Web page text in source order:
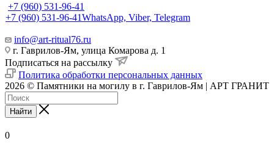
+7 (960) 531-96-41
+7 (960) 531-96-41WhatsApp, Viber, Telegram
info@art-ritual76.ru
г. Гаврилов-Ям, улица Комарова д. 1
Подписаться на рассылку
Политика обработки персональных данных
2026 © Памятники на могилу в г. Гаврилов-Ям | АРТ ГРАНИТ
Найти
0